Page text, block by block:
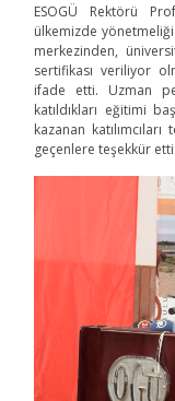
ESOGÜ Rektörü
ülkemizde
merkezinden,
sertifikası veriliyor
ifade etti. Uzman
katıldıkları eğitimi
kazanan
geçenlere teşekkür etti.